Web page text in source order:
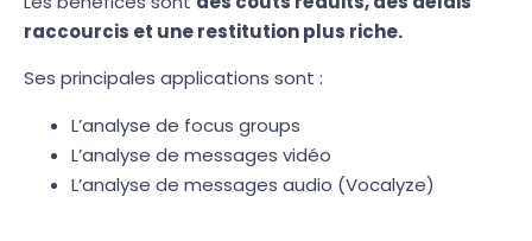
raccourcis et une restitution plus riche.
Ses principales applications sont :
L’analyse de focus groups
L’analyse de messages vidéo
L’analyse de messages audio (Vocalyze)